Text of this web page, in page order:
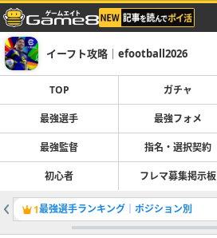
イーフト攻略｜efootball2026
TOP ガチャ
最強選手 最強フォメ
最強監督 指名・選択契約
初心者 フレマ募集掲示板
1最強選手ランキング｜ポジション別